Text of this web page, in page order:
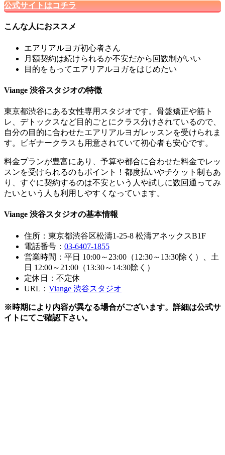
公式サイトはコチラ
こんな人におススメ
エアリアルヨガ初心者さん
月額契約は続けられるか不安だから回数制がいい
目的をもってエアリアルヨガをはじめたい
Viange 渋谷スタジオの特徴
東京都渋谷にある女性専用スタジオです。 骨盤矯正や筋ト
レ、デトックスなど目的ごとにクラス分けされているので、
自分の目的に合わせたエアリアルヨガレッスンを受けられま
す。ビギナークラスも用意されていて初心者も安心です。
料金プランが豊富にあり、予算や都合に合わせた料金でレッ
スンを受けられるのもポイント
！都度払いやチケット制もあ
り、すぐに契約するのは不安という人や試しに数回通ってみ
たいという人も利用しやすくなっています。
Viange 渋谷スタジオの基本情報
住所：東京都渋谷区松濤1-25-8 松濤アネックスB1F
電話番号： 03-6407-1855
営業時間：平日 10:00～23:00（12:30～13:30除く）、土
日 12:00～21:00（13:30～14:30除く）
定休日：不定休
URL： Viange 渋谷スタジオ
※時期により内容が異なる場合がございます。詳細は公式サ
イトにてご確認下さい。